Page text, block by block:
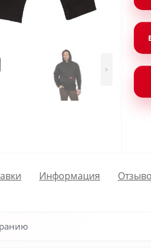
>
Информация